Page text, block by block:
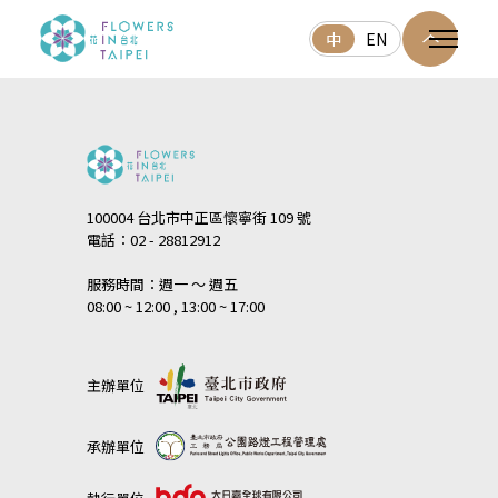
中 EN
100004 台北市中正區懷寧街 109 號
電話：02 - 28812912
服務時間：週一 ～ 週五
08:00 ~ 12:00 , 13:00 ~ 17:00
主辦單位
承辦單位